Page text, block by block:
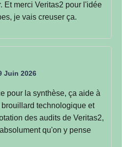
Et merci Veritas2 pour l'idée
je vais creuser ça.
Juin 2026
pour la synthèse, ça aide à
technologique et
des audits de Veritas2,
qu'on y pense